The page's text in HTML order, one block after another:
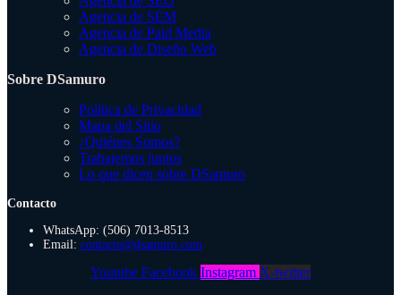
Agencia de SEM
Agencia de Paid Media
Agencia de Diseño Web
Sobre DSamuro
Política de Privacidad
Mapa del Sitio
¿Quiénes Somos?
Trabajemos juntos
Lo que dicen sobre DSamuro
Contacto
WhatsApp: (506) 7013-8513
Email: contacto@dsamuro.com
Youtube Facebook Instagram X-twitter